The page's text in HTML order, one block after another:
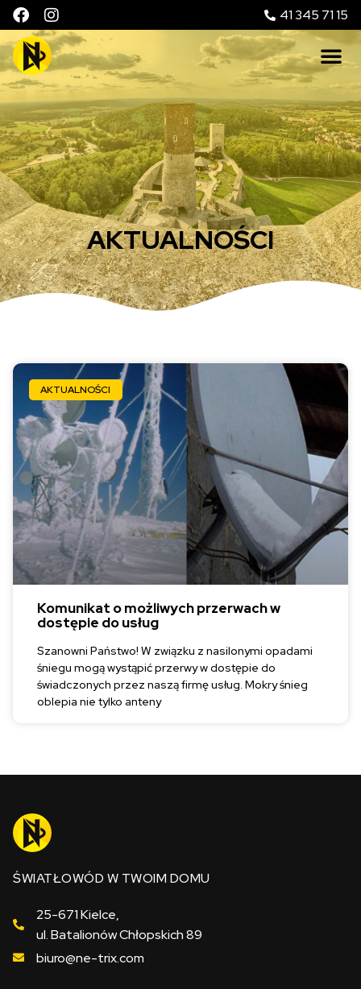
41 345 71 15
AKTUALNOŚCI
AKTUALNOŚCI
Komunikat o możliwych przerwach w
dostępie do usług
Szanowni Państwo! W związku z nasilonymi opadami
śniegu mogą wystąpić przerwy w dostępie do
świadczonych przez naszą firmę usług. Mokry śnieg
oblepia nie tylko anteny
ŚWIATŁOWÓD W TWOIM DOMU
25-671 Kielce,
ul. Batalionów Chłopskich 89
biuro@ne-trix.com